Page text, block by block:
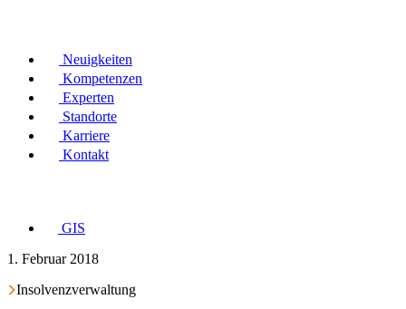
Neuigkeiten
Kompetenzen
Experten
Standorte
Karriere
Kontakt
GIS
1. Februar 2018
Insolvenzverwaltung